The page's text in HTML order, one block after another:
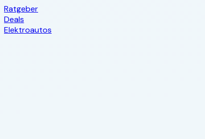
Ratgeber
Deals
Elektroautos